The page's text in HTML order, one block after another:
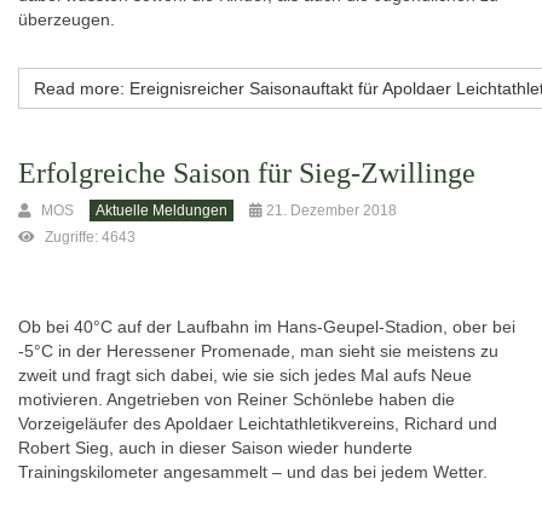
überzeugen.
Read more: Ereignisreicher Saisonauftakt für Apoldaer
Erfolgreiche Saison für Sieg-Zwillinge
MOS Aktuelle Meldungen
21. Dezember 2018
Zugriffe: 4643
Ob bei 40°C auf der Laufbahn im Hans-Geupel-Stadion, ober bei
-5°C in der Heressener Promenade, man sieht sie meistens zu
zweit und fragt sich dabei, wie sie sich jedes Mal aufs Neue
motivieren. Angetrieben von Reiner Schönlebe haben die
Vorzeigeläufer des Apoldaer Leichtathletikvereins, Richard und
Robert Sieg, auch in dieser Saison wieder hunderte
Trainingskilometer angesammelt – und das bei jedem Wetter.